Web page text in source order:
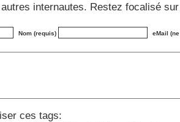
internautes. Restez focalisé
Nom (requis) eMail
ces tags: